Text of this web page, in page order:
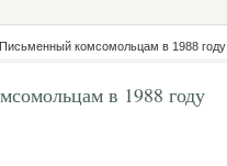
комсомольцам в 1988 году
в 1988 году